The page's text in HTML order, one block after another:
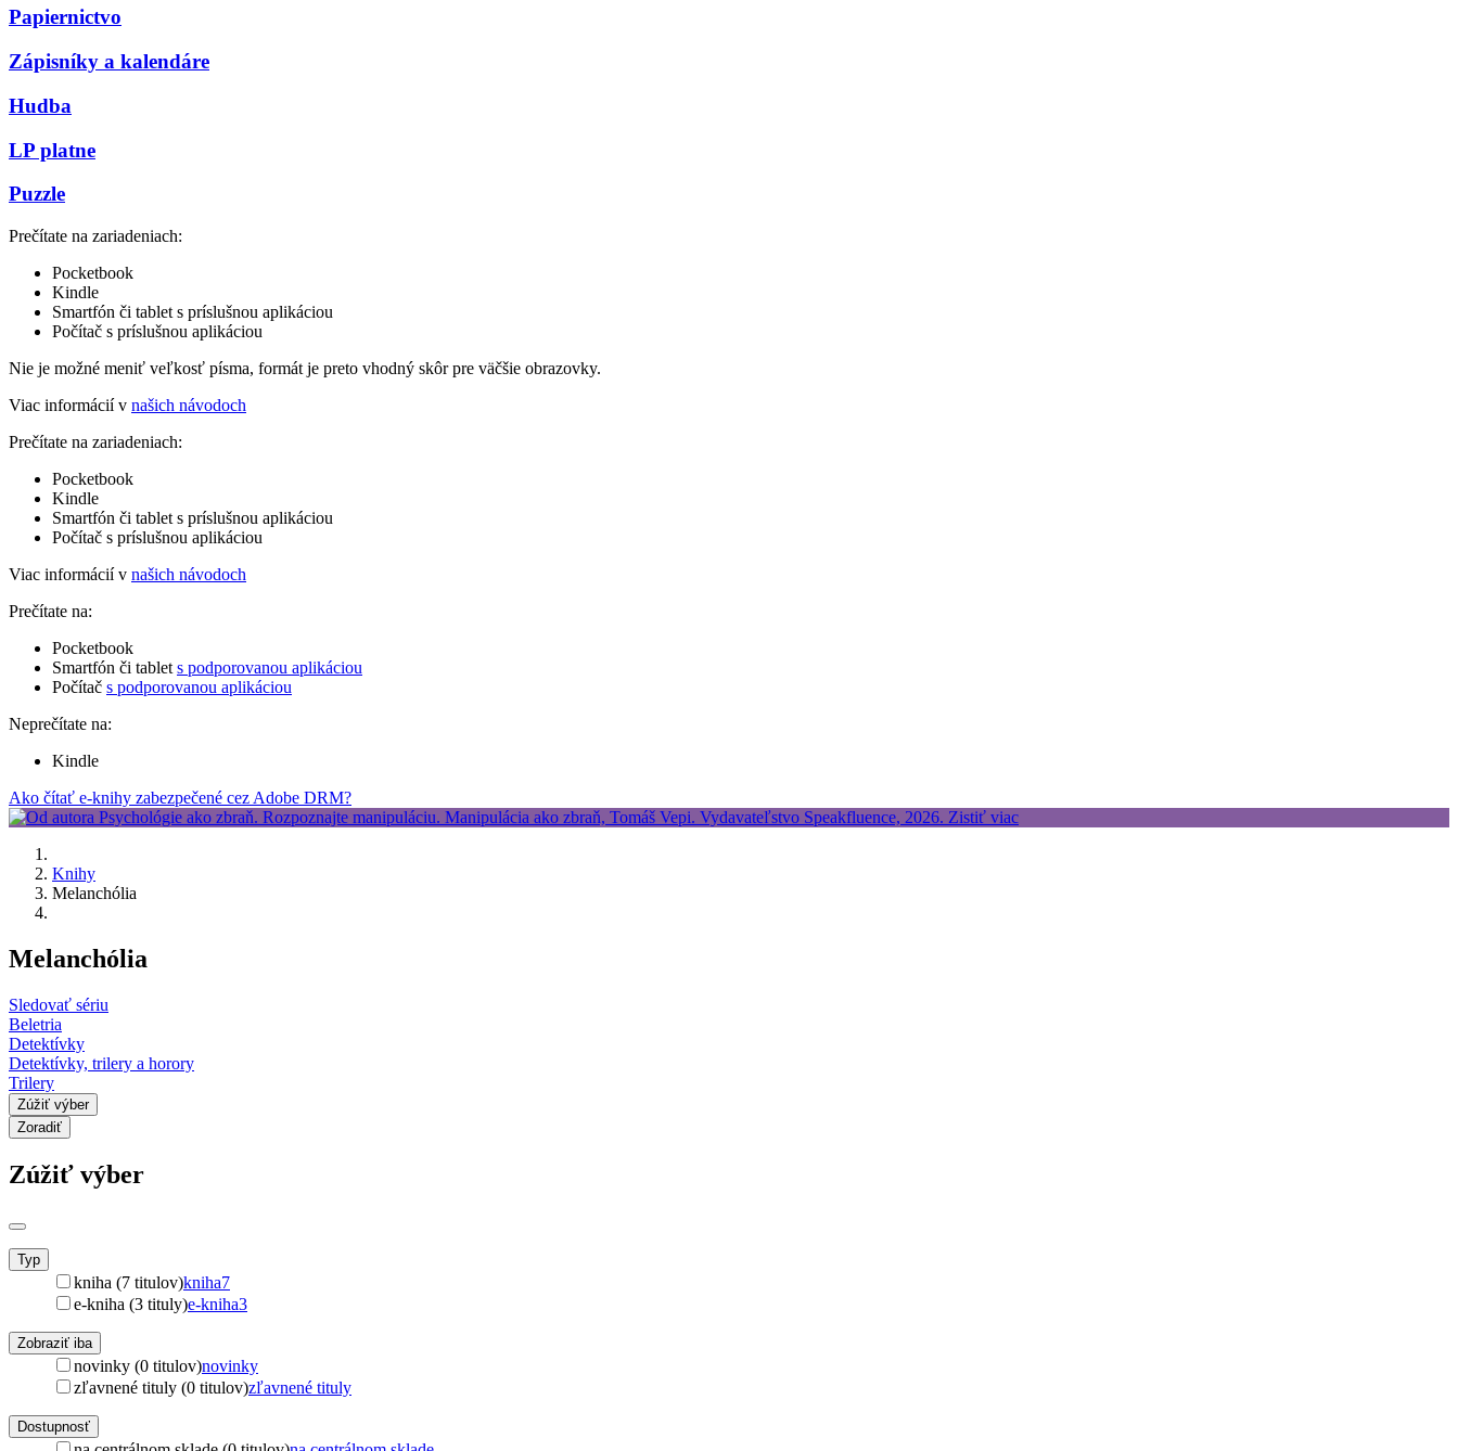
Papiernictvo
Zápisníky a kalendáre
Hudba
LP platne
Puzzle
Prečítate na zariadeniach:
Pocketbook
Kindle
Smartfón či tablet s príslušnou aplikáciou
Počítač s príslušnou aplikáciou
Nie je možné meniť veľkosť písma, formát je preto vhodný skôr pre väčšie obrazovky.
Viac informácií v našich návodoch
Prečítate na zariadeniach:
Pocketbook
Kindle
Smartfón či tablet s príslušnou aplikáciou
Počítač s príslušnou aplikáciou
Viac informácií v našich návodoch
Prečítate na:
Pocketbook
Smartfón či tablet s podporovanou aplikáciou
Počítač s podporovanou aplikáciou
Neprečítate na:
Kindle
Ako čítať e-knihy zabezpečené cez Adobe DRM?
Knihy
Melanchólia
Melanchólia
Sledovať sériu
Beletria
Detektívky
Detektívky, trilery a horory
Trilery
Zúžiť výber
Zoradiť
Zúžiť výber
Typ
kniha (7 titulov)kniha7
e-kniha (3 tituly)e-kniha3
Zobraziť iba
novinky (0 titulov)novinky
zľavnené tituly (0 titulov)zľavnené tituly
Dostupnosť